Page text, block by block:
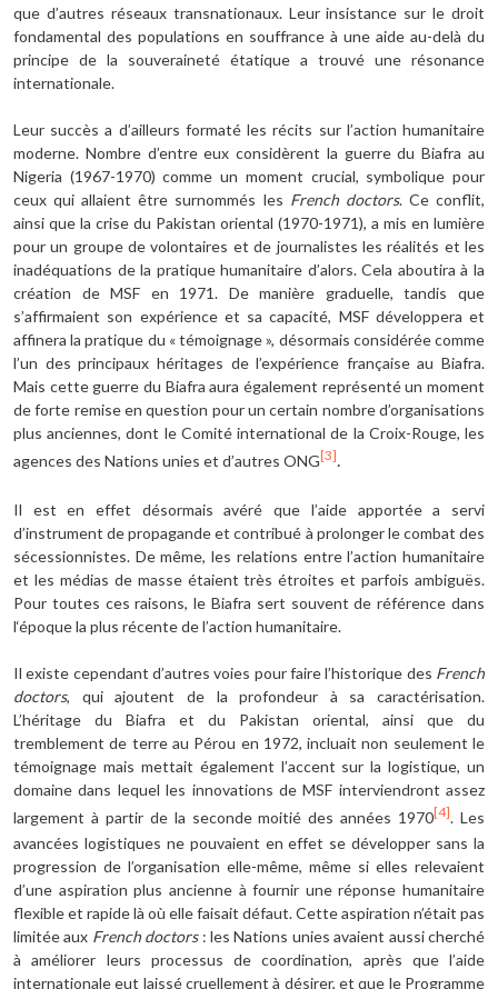
que d’autres réseaux transnationaux. Leur insistance sur le droit
fondamental des populations en souffrance à une aide au-delà du
principe de la souveraineté étatique a trouvé une résonance
internationale.
Leur succès a d’ailleurs formaté les récits sur l’action humanitaire
moderne. Nombre d’entre eux considèrent la guerre du Biafra au
Nigeria (1967-1970) comme un moment crucial, symbolique pour
ceux qui allaient être surnommés les French doctors. Ce conflit,
ainsi que la crise du Pakistan oriental (1970-1971), a mis en lumière
pour un groupe de volontaires et de journalistes les réalités et les
inadéquations de la pratique humanitaire d’alors. Cela aboutira à la
création de MSF en 1971. De manière graduelle, tandis que
s’affirmaient son expérience et sa capacité, MSF développera et
affinera la pratique du « témoignage », désormais considérée comme
l’un des principaux héritages de l’expérience française au Biafra.
Mais cette guerre du Biafra aura également représenté un moment
de forte remise en question pour un certain nombre d’organisations
plus anciennes, dont le Comité international de la Croix-Rouge, les
agences des Nations unies et d’autres ONG[3]
Il est en effet désormais avéré que l’aide apportée a servi
d’instrument de propagande et contribué à prolonger le combat des
sécessionnistes. De même, les relations entre l’action humanitaire
et les médias de masse étaient très étroites et parfois ambiguës.
Pour toutes ces raisons, le Biafra sert souvent de référence dans
l‘époque la plus récente de l’action humanitaire.
Il existe cependant d’autres voies pour faire l’historique des French
doctors, qui ajoutent de la profondeur à sa caractérisation.
L’héritage du Biafra et du Pakistan oriental, ainsi que du
tremblement de terre au Pérou en 1972, incluait non seulement le
témoignage mais mettait également l’accent sur la logistique, un
domaine dans lequel les innovations de MSF interviendront assez
largement à partir de la seconde moitié des années 1970[4]. Les
avancées logistiques ne pouvaient en effet se développer sans la
progression de l’organisation elle-même, même si elles relevaient
d’une aspiration plus ancienne à fournir une réponse humanitaire
flexible et rapide là où elle faisait défaut. Cette aspiration n’était pas
limitée aux French doctors: les Nations unies avaient aussi cherché
à améliorer leurs processus de coordination, après que l’aide
internationale eut laissé cruellement à désirer, et que le Programme